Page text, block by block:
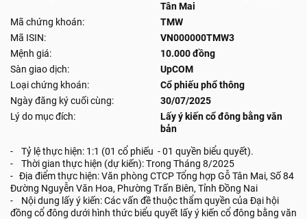
Tân Mai
Mã chứng khoán:
TMW
Mã ISIN:
VN000000TMW3
Mệnh giá:
10.000 đồng
Sàn giao dịch:
UpCOM
Loại chứng khoán:
Cổ phiếu phổ thông
Ngày đăng ký cuối cùng:
30/07/2025
Lý do mục đích:
Lấy ý kiến cổ đông bằng văn
bản
- Tỷ lệ thực hiện: 1:1 (01 cổ phiếu - 01 quyền biểu quyết).
- Thời gian thực hiện (dự kiến): Trong Tháng 8/2025
- Địa điểm thực hiện: Văn phòng CTCP Tổng hợp Gỗ Tân Mai, Số 84
Đường Nguyễn Văn Hoa, Phường Trấn Biên, Tỉnh Đồng Nai
- Nội dung lấy ý kiến: Các vấn đề thuộc thẩm quyền của Đại hội
đồng cổ đông dưới hình thức biểu quyết lấy ý kiến cổ đông bằng văn